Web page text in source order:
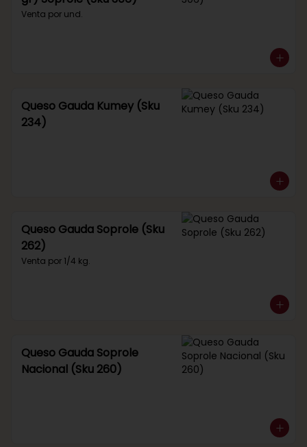
Venta por und.
Queso Gauda Kumey (Sku
234)
Queso Gauda Soprole (Sku
262)
Venta por 1/4 kg.
Queso Gauda Soprole
Nacional (Sku 260)